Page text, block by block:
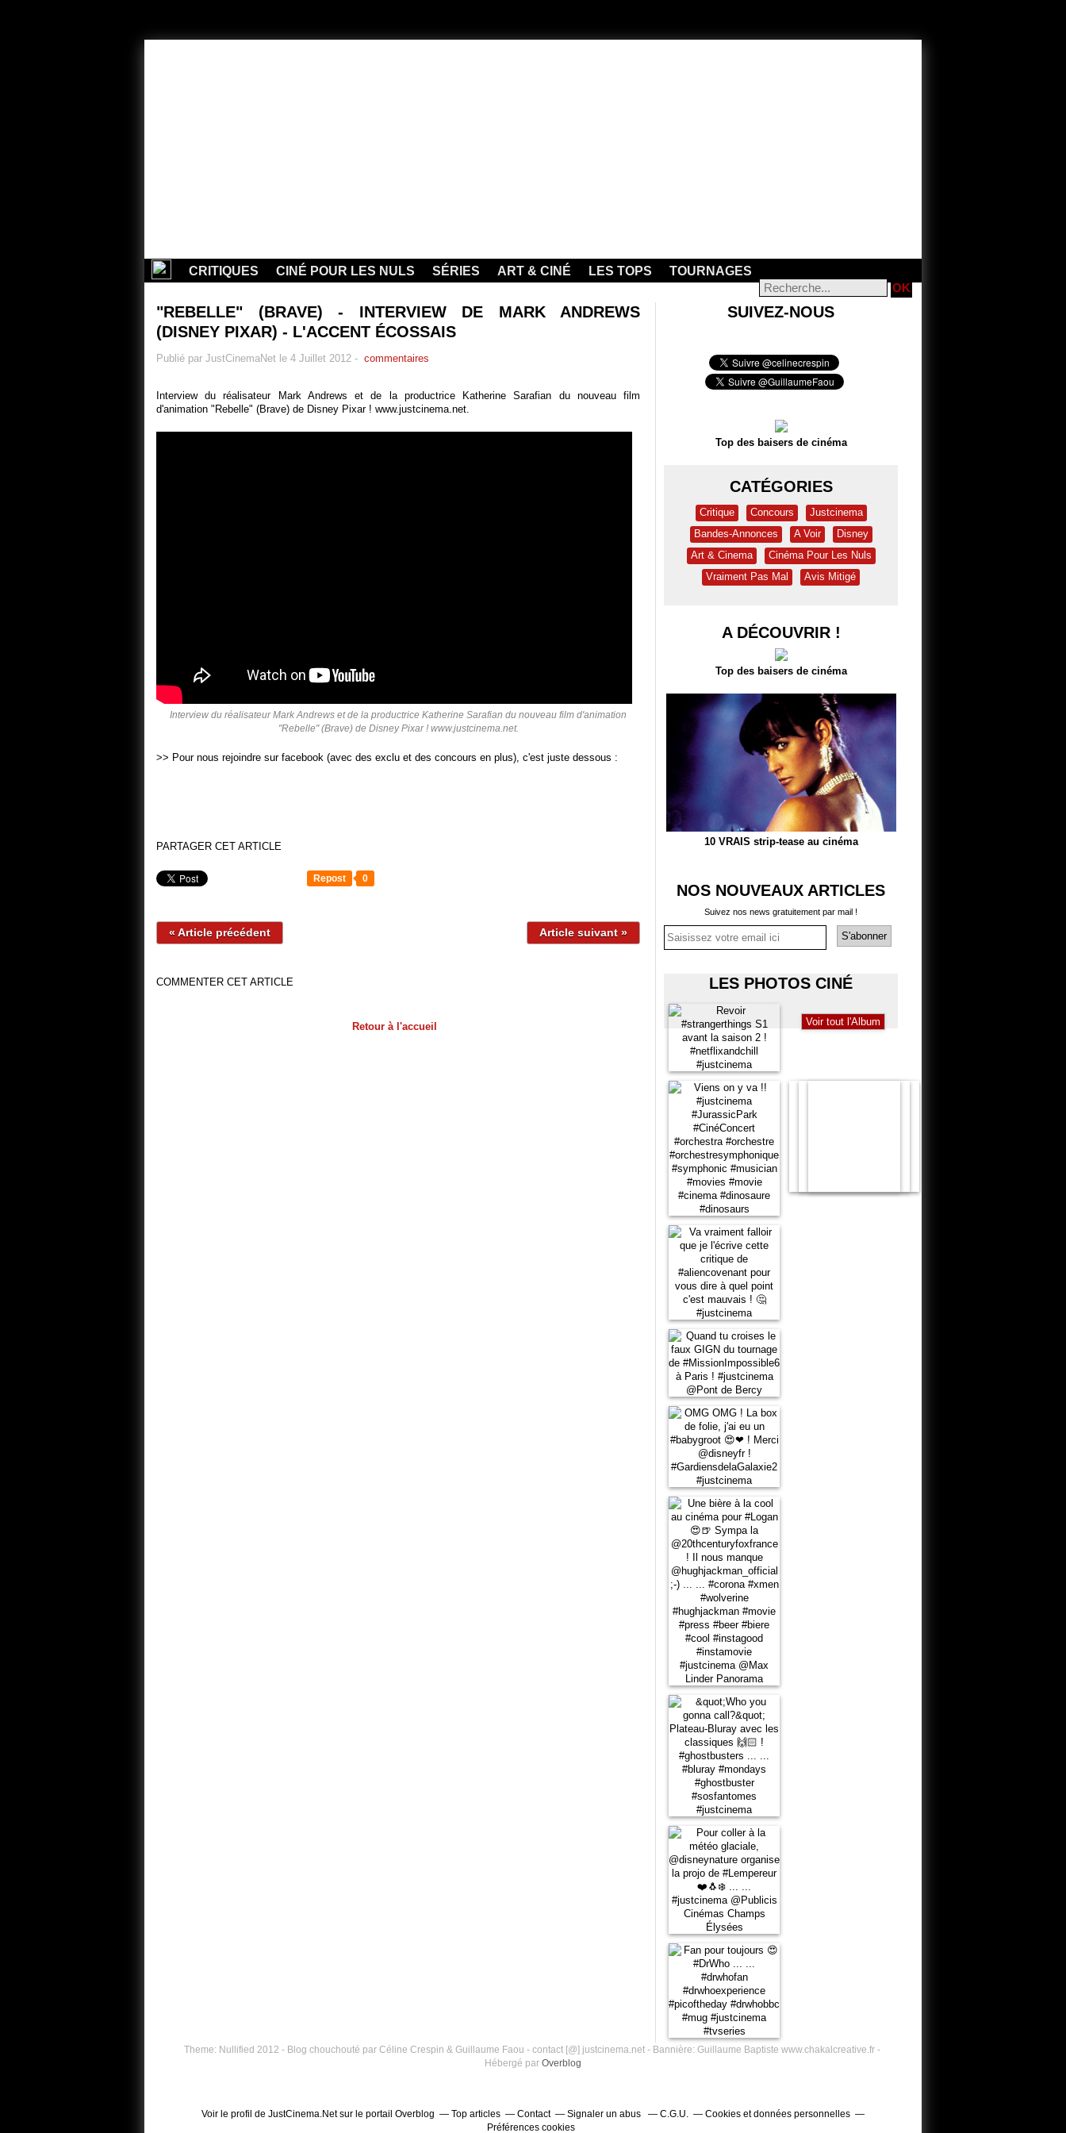
CRITIQUES CINÉ POUR LES NULS SÉRIES ART & CINÉ LES TOPS TOURNAGES
"REBELLE" (BRAVE) - INTERVIEW DE MARK ANDREWS
(DISNEY PIXAR) - L'ACCENT ÉCOSSAIS
Publié par JustCinemaNet le 4 Juillet 2012 - commentaires
Interview du réalisateur Mark Andrews et de la productrice Katherine Sarafian du nouveau film
d'animation "Rebelle" (Brave) de Disney Pixar ! www.justcinema.net.
Interview du réalisateur Mark Andrews et de la productrice Katherine Sarafian du nouveau film d'animation
"Rebelle" (Brave) de Disney Pixar ! www.justcinema.net.
>> Pour nous rejoindre sur facebook (avec des exclu et des concours en plus), c'est juste dessous :
PARTAGER CET ARTICLE
Repost 0
« Article précédent Article suivant »
COMMENTER CET ARTICLE
Retour à l'accueil
SUIVEZ-NOUS
Top des baisers de cinéma
CATÉGORIES
Critique Concours
Justcinema
Bandes-Annonces
A Voir
Disney
Art & Cinema
Cinéma Pour Les Nuls
Vraiment Pas Mal
Avis Mitigé
A DÉCOUVRIR !
Top des baisers de cinéma
10 VRAIS strip-tease au cinéma
NOS NOUVEAUX ARTICLES
Suivez nos news gratuitement par mail !
LES PHOTOS CINÉ
Voir tout l'Album
Theme: Nullified 2012 - Blog chouchouté par Céline Crespin & Guillaume Faou - contact [@] justcinema.net - Bannière: Guillaume Baptiste www.chakalcreative.fr -
Hébergé par Overblog
Voir le profil de JustCinema.Netsur le portail Overblog Top articles Contact Signaler un abus C.G.U.
Cookies et données personnelles
Préférences cookies